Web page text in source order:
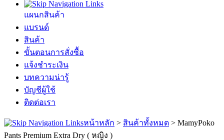
แผนกสินค้า
แบรนด์
สินค้า
ขั้นตอนการสั่งซื้อ
แจ้งชำระเงิน
บทความน่ารู้
บัญชีผู้ใช้
ติดต่อเรา
หน้าหลัก > สินค้าทั้งหมด > MamyPoko
Pants Premium Extra Dry ( หญิง )